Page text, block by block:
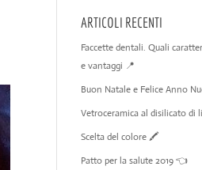
ARTICOLI RECENTI
Faccette dentali. Quali
e vantaggi 📍
Buon Natale e Felice Anno
Vetroceramica al disilicato di
Scelta del colore 🖍️
Patto per la salute 2019 👈